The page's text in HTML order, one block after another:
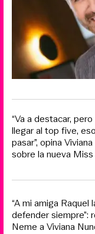
“Va a destacar,
llegar al top five,
pasar”, opina
sobre la nueva Miss
“A mi amiga Raquel
defender siempre”:
Neme a Viviana